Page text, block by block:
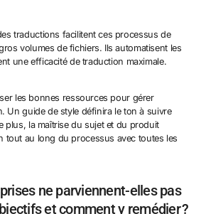
traductions facilitent ces processus de
volumes de fichiers. Ils automatisent les
une efficacité de traduction maximale.
les bonnes ressources pour gérer
Un guide de style définira le ton à suivre
plus, la maîtrise du sujet et du produit
tout au long du processus avec toutes les
ne parviennent-elles pas
et comment y remédier ?